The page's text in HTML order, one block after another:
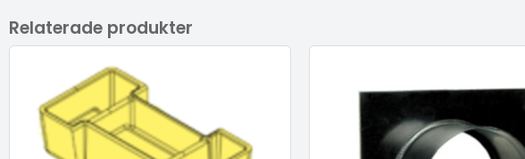
Relaterade produkter